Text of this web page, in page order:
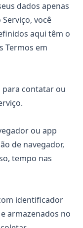
dados apenas
você
aqui têm o
Termos em
para contatar ou
ou app
de navegador,
tempo nas
identificador
armazenados no